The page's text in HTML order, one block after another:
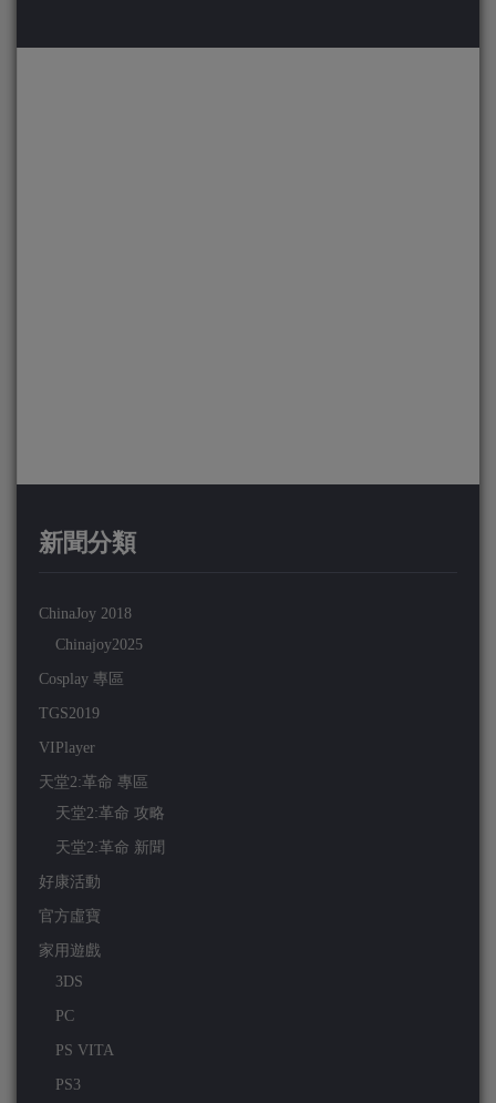
新聞分類
ChinaJoy 2018
Chinajoy2025
Cosplay 專區
TGS2019
VIPlayer
天堂2:革命 專區
天堂2:革命 攻略
天堂2:革命 新聞
好康活動
官方虛寶
家用遊戲
3DS
PC
PS VITA
PS3